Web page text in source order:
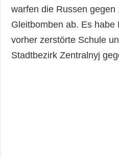
Interview
Fotos
Video
warfen die Russen gegen
Gleitbomben ab. Es habe
vorher zerstörte Schule
Stadtbezirk Zentralnyj